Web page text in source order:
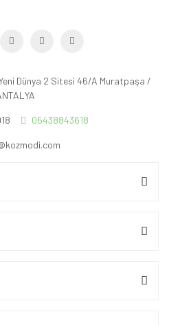
Dünya 2 Sitesi 46/A Muratpaşa /
05438843618